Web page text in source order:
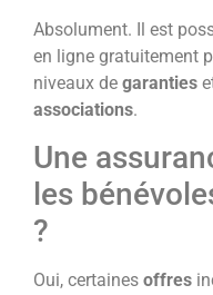
Absolument. Il est
en ligne gratuitement
niveaux de garanties
associations.
Une
les
?
Oui, certaines offres